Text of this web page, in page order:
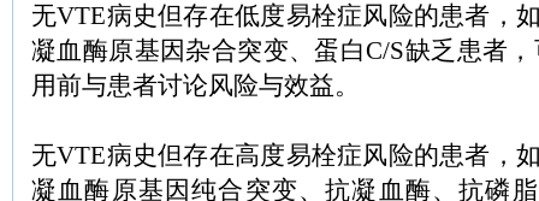
无VTE病史但存在低度易栓症风险的患者，
凝血酶原基因杂合突变、蛋白C/S缺乏患者
用前与患者讨论风险与效益。
无VTE病史但存在高度易栓症风险的患者，
凝血酶原基因纯合突变、抗凝血酶、抗磷